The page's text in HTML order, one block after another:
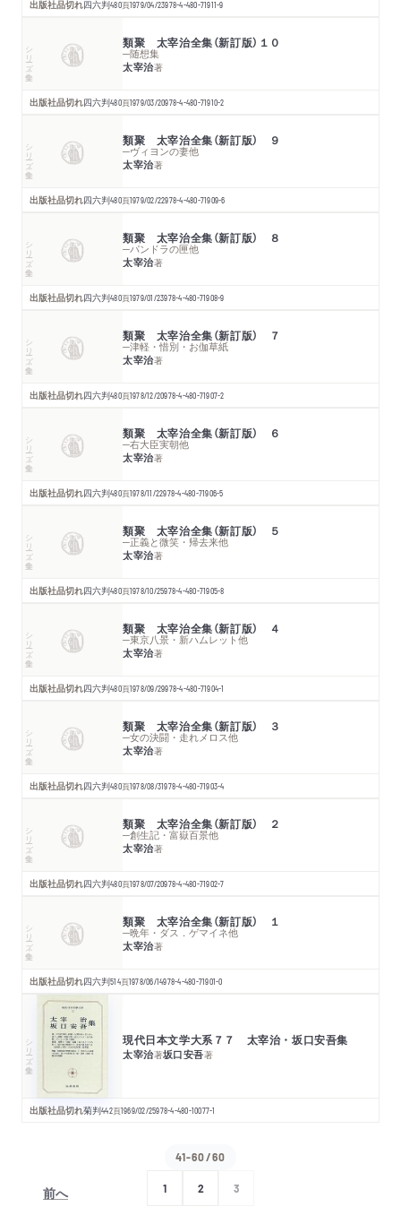
出版社品切れ四六判480頁1979/04/23978-4-480-71911-9
シリーズ・全集 類聚 太宰治全集（新訂版）１０
─随想集
太宰治著
出版社品切れ四六判480頁1979/03/20978-4-480-71910-2
シリーズ・全集 類聚 太宰治全集（新訂版） ９
─ヴィヨンの妻他
太宰治著
出版社品切れ四六判480頁1979/02/22978-4-480-71909-6
シリーズ・全集 類聚 太宰治全集（新訂版） ８
─パンドラの匣他
太宰治著
出版社品切れ四六判480頁1979/01/23978-4-480-71908-9
シリーズ・全集 類聚 太宰治全集（新訂版） ７
─津軽・惜別・お伽草紙
太宰治著
出版社品切れ四六判480頁1978/12/20978-4-480-71907-2
シリーズ・全集 類聚 太宰治全集（新訂版） ６
─右大臣実朝他
太宰治著
出版社品切れ四六判480頁1978/11/22978-4-480-71906-5
シリーズ・全集 類聚 太宰治全集（新訂版） ５
─正義と微笑・帰去来他
太宰治著
出版社品切れ四六判480頁1978/10/25978-4-480-71905-8
シリーズ・全集 類聚 太宰治全集（新訂版） ４
─東京八景・新ハムレット他
太宰治著
出版社品切れ四六判480頁1978/09/29978-4-480-71904-1
シリーズ・全集 類聚 太宰治全集（新訂版） ３
─女の決闘・走れメロス他
太宰治著
出版社品切れ四六判480頁1978/08/31978-4-480-71903-4
シリーズ・全集 類聚 太宰治全集（新訂版） ２
─創生記・富嶽百景他
太宰治著
出版社品切れ四六判480頁1978/07/20978-4-480-71902-7
シリーズ・全集 類聚 太宰治全集（新訂版） １
─晩年・ダス．ゲマイネ他
太宰治著
出版社品切れ四六判514頁1978/06/14978-4-480-71901-0
シリーズ・全集 現代日本文学大系７７ 太宰治・坂口安吾集
太宰治著坂口安吾著
出版社品切れ菊判442頁1969/02/25978-4-480-10077-1
前へ
41-60/60
1 2 3